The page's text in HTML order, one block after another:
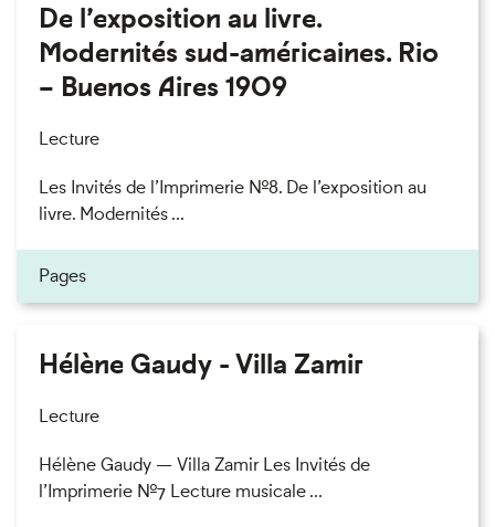
De l’exposition au livre.
Modernités sud-américaines. Rio
– Buenos Aires 1909
Lecture
Les Invités de l’Imprimerie n°8. De l’exposition au
livre. Modernités ...
Pages
Hélène Gaudy - Villa Zamir
Lecture
Hélène Gaudy — Villa Zamir Les Invités de
l’Imprimerie n°7 Lecture musicale ...